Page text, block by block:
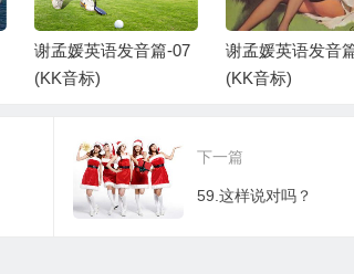
媛英语发音篇-07
音标)
谢孟媛英语发音篇-06
(KK音标)
下一篇
59.这样说对吗？